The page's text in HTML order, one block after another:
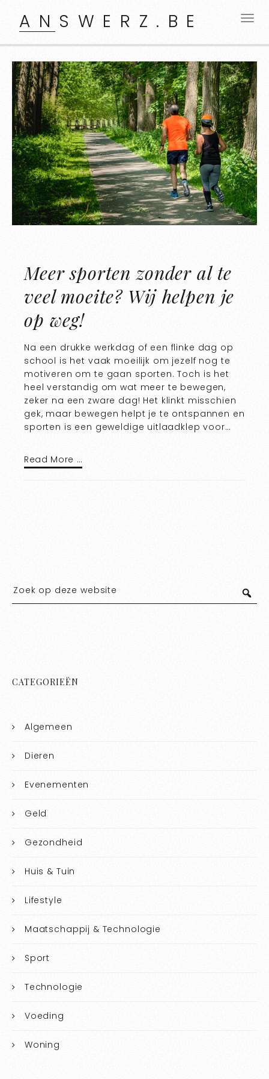
ANSWERZ.BE
Meer sporten zonder al te
veel moeite? Wij helpen je
op weg!
Na een drukke werkdag of een flinke dag op
school is het vaak moeilijk om jezelf nog te
motiveren om te gaan sporten. Toch is het
heel verstandig om wat meer te bewegen,
zeker na een zware dag! Het klinkt misschien
gek, maar bewegen helpt je te ontspannen en
sporten is een geweldige uitlaadklep voor…
Read More …
CATEGORIEËN
Algemeen
Dieren
Evenementen
Geld
Gezondheid
Huis & Tuin
Lifestyle
Maatschappij & Technologie
Sport
Technologie
Voeding
Woning